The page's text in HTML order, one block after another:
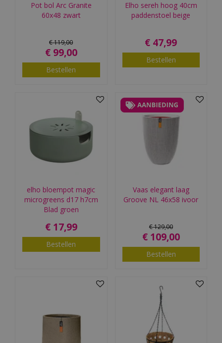
Pot bol Arc Granite
60x48 zwart
€119,00
€ 99,00
Bestellen
Elho sereh hoog 40cm
paddenstoel beige
€ 47,99
Bestellen
elho bloempot magic
microgreens d17 h7cm
Blad groen
€ 17,99
Bestellen
Vaas elegant laag
Groove NL 46x58 ivoor
€129,00
€ 109,00
Bestellen